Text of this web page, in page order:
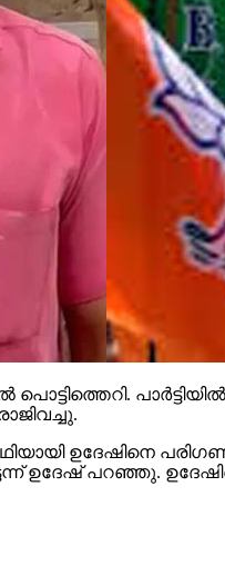
ഉദേഷിനെ
ഉദേഷ് പറഞ്ഞു.